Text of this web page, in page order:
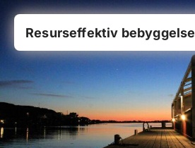
Resurseffektiv bebyggelse